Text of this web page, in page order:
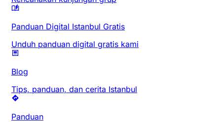
Panduan Digital Istanbul Gratis
Unduh panduan digital gratis kami
Blog
Tips, panduan, dan cerita Istanbul
Panduan